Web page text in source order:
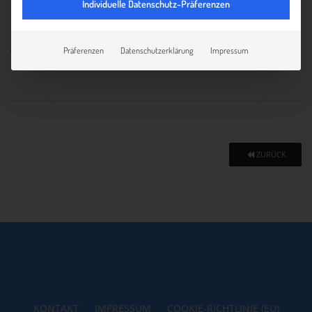
ZURÜCK
KONTAKT IMPRESSUM COOKIE-RICHTLINIE (EU)
Individuelle Datenschutz-Präferenzen
Präferenzen Datenschutzerklärung Impressum